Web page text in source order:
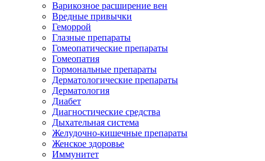
Варикозное расширение вен
Вредные привычки
Геморрой
Глазные препараты
Гомеопатические препараты
Гомеопатия
Гормональные препараты
Дерматологические препараты
Дерматология
Диабет
Диагностические средства
Дыхательная система
Желудочно-кишечные препараты
Женское здоровье
Иммунитет